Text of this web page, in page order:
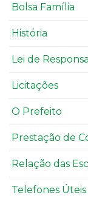
Bolsa Família
História
Lei de
Licitações
O Prefeito
Prestação de
Relação das
Telefones Úteis